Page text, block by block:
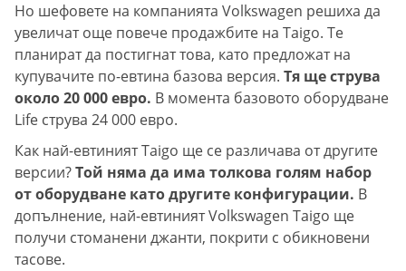
Но шефовете на компанията Volkswagen решиха да
увеличат още повече продажбите на Taigo. Те
планират да постигнат това, като предложат на
купувачите по-евтина базова версия. Тя ще струва
около 20 000 евро. В момента базовото оборудване
Life струва 24 000 евро.
Как най-евтиният Taigo ще се различава от другите
версии?Той няма да има толкова голям набор
от оборудване като другите конфигурации. В
допълнение, най-евтиният Volkswagen Taigo ще
получи стоманени джанти, покрити с обикновени
тасове.